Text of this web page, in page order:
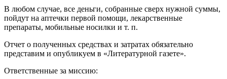
В любом случае, все деньги, собранные сверх нужной суммы,
пойдут на аптечки первой помощи, лекарственные
препараты, мобильные носилки и т. п.
Отчет о полученных средствах и затратах обязательно
представим и опубликуем в «Литературной газете».
Ответственные за миссию: